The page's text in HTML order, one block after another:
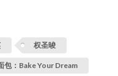
权圣晙
包：Bake Your Dream